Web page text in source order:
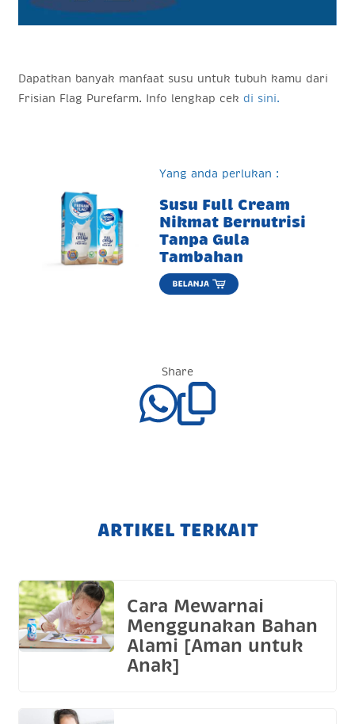
Dapatkan banyak manfaat susu untuk tubuh kamu dari
Frisian Flag Purefarm. Info lengkap cek di sini.
Yang anda perlukan :
Susu Full Cream
Nikmat Bernutrisi
Tanpa Gula
Tambahan
Share
ARTIKEL TERKAIT
Cara Mewarnai
Menggunakan Bahan
Alami [Aman untuk
Anak]